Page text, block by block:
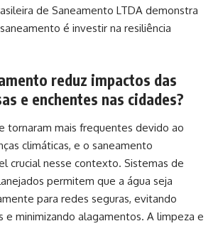
de Saneamento LTDA demonstra
é investir na resiliência
reduz impactos das
e enchentes nas cidades?
tornaram mais frequentes devido ao
climáticas, e o saneamento
crucial nesse contexto. Sistemas de
permitem que a água seja
para redes seguras, evitando
e minimizando alagamentos. A limpeza e